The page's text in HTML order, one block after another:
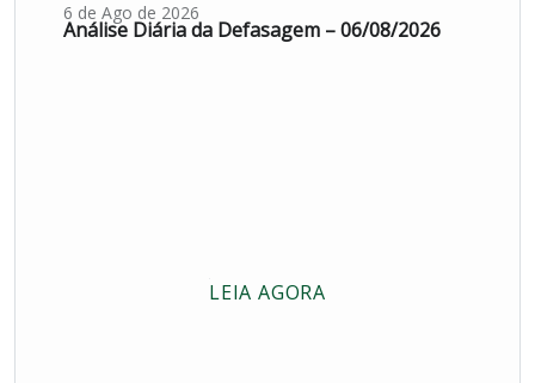
6 de Ago de 2026
Análise Diária da Defasagem – 06/08/2026
LEIA AGORA